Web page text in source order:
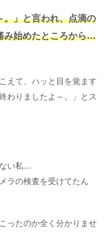
。」と言われ、点滴の
み始めたところから…
えて、ハッと目を覚ます
わりましたよ～。」とス
い私…
ラの検査を受けてたん
ったのか全く分かりませ